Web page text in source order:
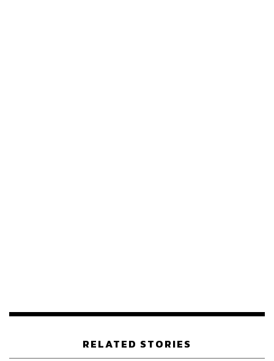
สุดได้ไกลแค่นี้น่าจะเป็นองค์ประกอบรอบข้างเสียมากกว่า
การประกวด Miss Universe คือธุรกิจรูปแบบหนึ่ง กลุ่มเป้า
RELATED STORIES